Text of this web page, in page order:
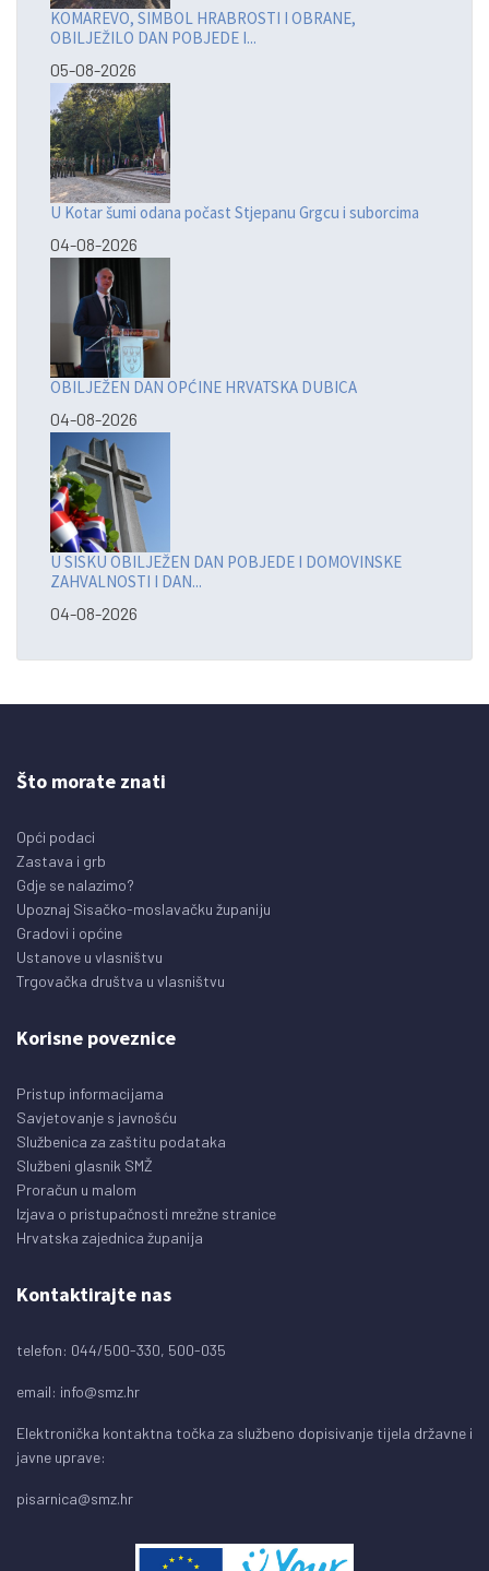
KOMAREVO, SIMBOL HRABROSTI I OBRANE,
OBILJEŽILO DAN POBJEDE I...
05-08-2026
U Kotar šumi odana počast Stjepanu Grgcu i suborcima
04-08-2026
OBILJEŽEN DAN OPĆINE HRVATSKA DUBICA
04-08-2026
U SISKU OBILJEŽEN DAN POBJEDE I DOMOVINSKE
ZAHVALNOSTI I DAN...
04-08-2026
Što morate znati
Opći podaci
Zastava i grb
Gdje se nalazimo?
Upoznaj Sisačko-moslavačku županiju
Gradovi i općine
Ustanove u vlasništvu
Trgovačka društva u vlasništvu
Korisne poveznice
Pristup informacijama
Savjetovanje s javnošću
Službenica za zaštitu podataka
Službeni glasnik SMŽ
Proračun u malom
Izjava o pristupačnosti mrežne stranice
Hrvatska zajednica županija
Kontaktirajte nas
telefon: 044/500-330, 500-035
email: info@smz.hr
Elektronička kontaktna točka za službeno dopisivanje tijela državne i
javne uprave:
pisarnica@smz.hr